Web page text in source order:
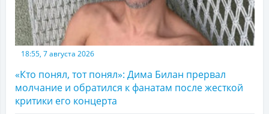
18:55, 7 августа 2026
«Кто понял, тот понял»: Дима Билан прервал
молчание и обратился к фанатам после жесткой
критики его концерта